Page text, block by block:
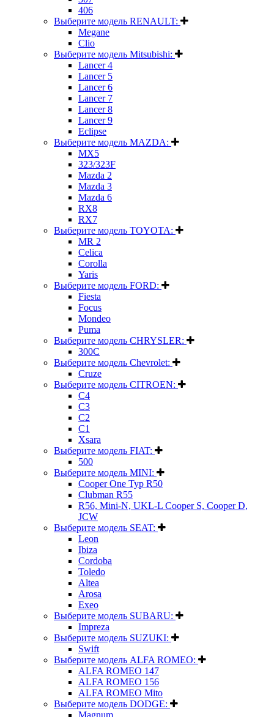
406
Выберите модель RENAULT:
Megane
Clio
Выберите модель Mitsubishi:
Lancer 4
Lancer 5
Lancer 6
Lancer 7
Lancer 8
Lancer 9
Eclipse
Выберите модель MAZDA:
MX5
323/323F
Mazda 2
Mazda 3
Mazda 6
RX8
RX7
Выберите модель TOYOTA:
MR 2
Celica
Corolla
Yaris
Выберите модель FORD:
Fiesta
Focus
Mondeo
Puma
Выберите модель CHRYSLER:
300C
Выберите модель Chevrolet:
Cruze
Выберите модель CITROEN:
C4
C3
C2
C1
Xsara
Выберите модель FIAT:
500
Выберите модель MINI:
Cooper One Typ R50
Clubman R55
R56, Mini-N, UKL-L Cooper S, Cooper D,
JCW
Выберите модель SEAT:
Leon
Ibiza
Cordoba
Toledo
Altea
Arosa
Exeo
Выберите модель SUBARU:
Impreza
Выберите модель SUZUKI:
Swift
Выберите модель ALFA ROMEO:
ALFA ROMEO 147
ALFA ROMEO 156
ALFA ROMEO Mito
Выберите модель DODGE:
Magnum